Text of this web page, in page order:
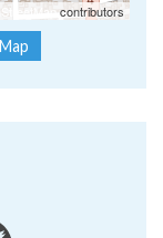
contributors